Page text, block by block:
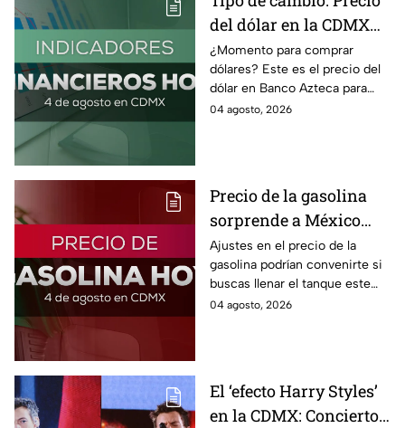
del dólar en la CDMX
hoy 4 de agosto 2026
¿Momento para comprar
dólares? Este es el precio del
dólar en Banco Azteca para
hoy martes 4 de agosto 2026:
04 agosto, 2026
Precio de la gasolina
sorprende a México
hoy: ¿en cuánto quedó?
Ajustes en el precio de la
gasolina podrían convenirte si
buscas llenar el tanque este
martes 4 de agosto 2026; aquí
04 agosto, 2026
El ‘efecto Harry Styles’
en la CDMX: Conciertos